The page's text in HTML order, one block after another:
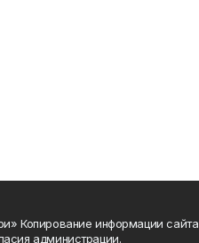
Копирование информации сайта
администрации.